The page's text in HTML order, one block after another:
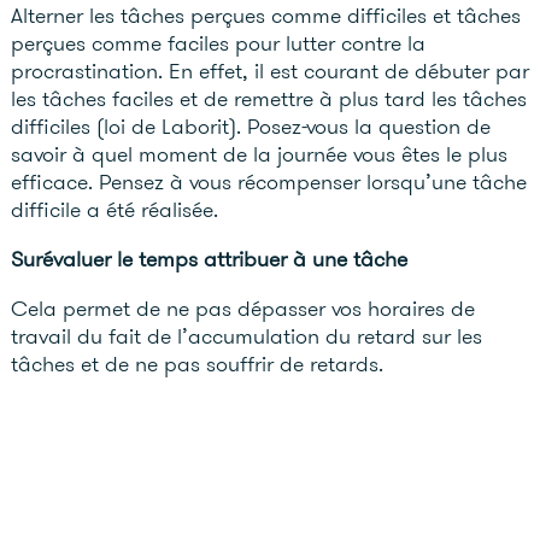
Alterner les tâches perçues comme difficiles et tâches
perçues comme faciles pour lutter contre la
procrastination. En effet, il est courant de débuter par
les tâches faciles et de remettre à plus tard les tâches
difficiles (loi de Laborit). Posez-vous la question de
savoir à quel moment de la journée vous êtes le plus
efficace. Pensez à vous récompenser lorsqu’une tâche
difficile a été réalisée.
Surévaluer le temps attribuer à une tâche
Cela permet de ne pas dépasser vos horaires de
travail du fait de l’accumulation du retard sur les
tâches et de ne pas souffrir de retards.